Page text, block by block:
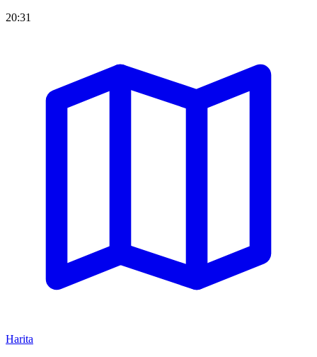
20:31
Harita